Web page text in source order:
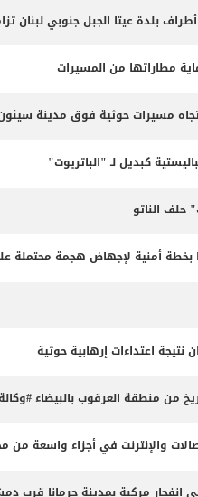
أطراف بلدة عيتا الجبل جنوبي لبنان
مطاراتها من المسيرات
مسيرات حوثية فوق مدينة
كبديل لـ "الباتريوت"
الناتو
بخطة أمنية لإجهاض هجمة محتملة
منطقة العرقوب بالبيضاء
والإنترنت في أجزاء واسعة من